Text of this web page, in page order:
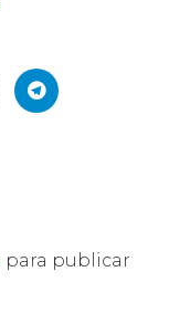
para publicar